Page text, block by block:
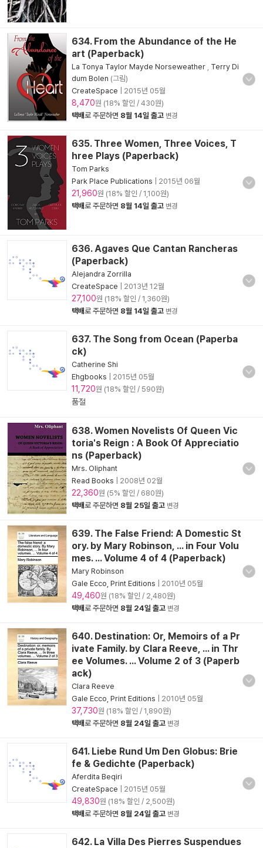
634. From the Abundance of the He
art (Paperback)
La Tonya Taylor Mayde Norseweather
Terry Di
dum Bolen (그림)
CreateSpace
2015년 05월
8,470원 (18% 할인 / 430원)
택배로 주문하면 8월 14일 출고 변경
635. Three Women, Three Voices, T
hree Plays (Paperback)
Tom Parks
Park Place Publications
2015년 06월
21,960원 (18% 할인 / 1,100원)
택배로 주문하면 8월 14일 출고 변경
636. Agaves Que Cantan Rancheras
(Paperback)
Alejandra Zorrilla
CreateSpace
2013년 12월
27,100원 (18% 할인 / 1,360원)
택배로 주문하면 8월 14일 출고 변경
637. The Song from Ocean (Paperba
ck)
Catherine Shi
Ehgbooks
2015년 05월
11,720원 (18% 할인 / 590원)
품절
638. Women Novelists Of Queen Vic
toria's Reign : A Book Of Appreciatio
ns (Paperback)
Mrs. Oliphant
Read Books
2008년 02월
22,360원 (5% 할인 / 680원)
택배로 주문하면 8월 25일 출고 변경
639. The False Friend: A Domestic St
ory. by Mary Robinson, ... in Four Volu
mes. ... Volume 4 of 4 (Paperback)
Mary Robinson
Gale Ecco, Print Editions
2010년 05월
49,460원 (18% 할인 / 2,480원)
택배로 주문하면 8월 24일 출고 변경
640. Destination: Or, Memoirs of a Pr
ivate Family. by Clara Reeve, ... in Thr
ee Volumes. ... Volume 2 of 3 (Paperb
ack)
Clara Reeve
Gale Ecco, Print Editions
2010년 05월
37,730원 (18% 할인 / 1,890원)
택배로 주문하면 8월 24일 출고 변경
641. Liebe Rund Um Den Globus: Brie
fe & Gedichte (Paperback)
Aferdita Beqiri
CreateSpace
2015년 05월
49,830원 (18% 할인 / 2,500원)
택배로 주문하면 8월 24일 출고 변경
642. La Villa Des Pierres Suspendues